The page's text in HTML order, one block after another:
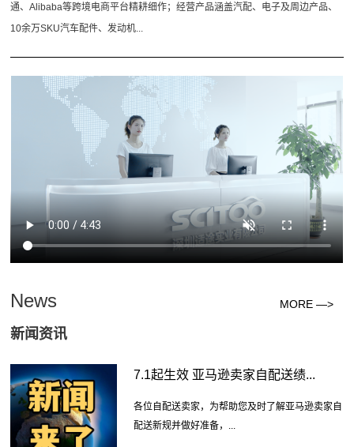
通、Alibaba等跨境电商平台精耕细作；经营产品涵盖汽配、电子及周边产品、
10余万SKU汽车配件、发动机...
News
新闻资讯
MORE —>
7.1起生效 亚马逊卖家自配送绩...
各位自配送卖家，为帮助您及时了解亚马逊卖家自
配送新规并做好准备，...